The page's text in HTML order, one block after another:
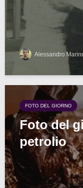
Alessandro
FOTO DEL GIORNO
Foto del
petrolio